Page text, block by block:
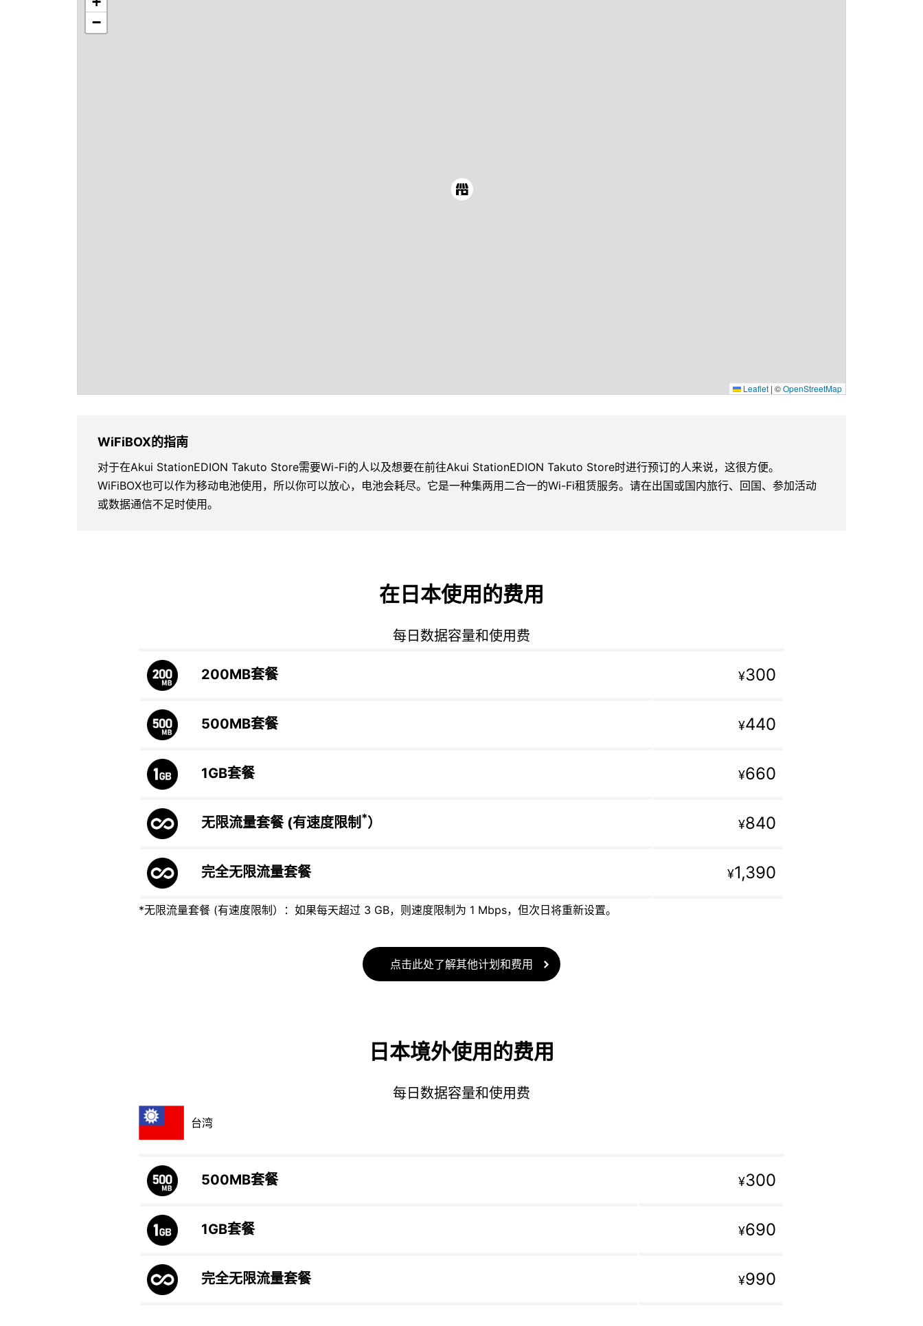
−
Leaflet | ©OpenStreetMap
WiFiBOX的指南
对于在Akui StationEDION Takuto Store需要Wi-Fi的人以及想要在前往Akui StationEDION Takuto Store时进行预订的人来说，这很方便。
WiFiBOX也可以作为移动电池使用，所以你可以放心，电池会耗尽。它是一种集两用二合一的Wi-Fi租赁服务。请在出国或国内旅行、回国、参加活动
或数据通信不足时使用。
在日本使用的费用
每日数据容量和使用费
200MB套餐 ¥300
500MB套餐 ¥440
1GB套餐 ¥660
无限流量套餐 (有速度限制 *） ¥840
完全无限流量套餐 ¥1,390
*无限流量套餐 (有速度限制）：如果每天超过 3 GB，则速度限制为 1 Mbps，但次日将重新设置。
点击此处了解其他计划和费用
日本境外使用的费用
每日数据容量和使用费
台湾
500MB套餐 ¥300
1GB套餐 ¥690
完全无限流量套餐 ¥990